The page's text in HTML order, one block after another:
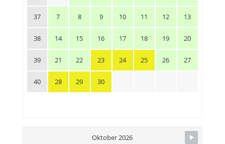
37 7 8 9 10 11 12 13
38 14 15 16 17 18 19 20
39 21 22 23 24 25 26 27
40 28 29 30
Oktober 2026